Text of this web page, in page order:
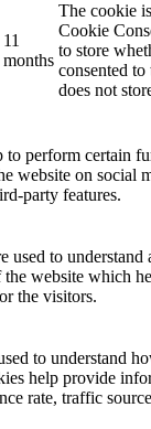
11
months
The cookie
Cookie
to store
consented
does not
to perform certain
website on social
party features.
used to understand
website which
the visitors.
to understand
help provide
rate, traffic